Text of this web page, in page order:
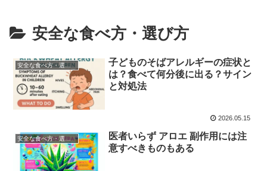
安全な食べ方・選び方
安全な食べ方・選び方
子どものそばアレルギーの症状と
は？食べて何分後に出る？サイン
と対処法
2026.05.15
安全な食べ方・選び方
医者いらず アロエ 副作用には注
意すべきものもある